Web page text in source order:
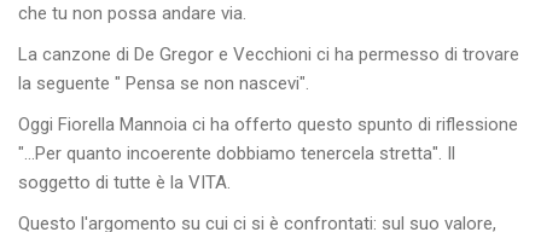
che tu non possa andare via.
La canzone di De Gregor e Vecchioni ci ha permesso di trovare
la seguente " Pensa se non nascevi".
Oggi Fiorella Mannoia ci ha offerto questo spunto di riflessione
"...Per quanto incoerente dobbiamo tenercela stretta". Il
soggetto di tutte è la VITA.
Questo l'argomento su cui ci si è confrontati: sul suo valore,